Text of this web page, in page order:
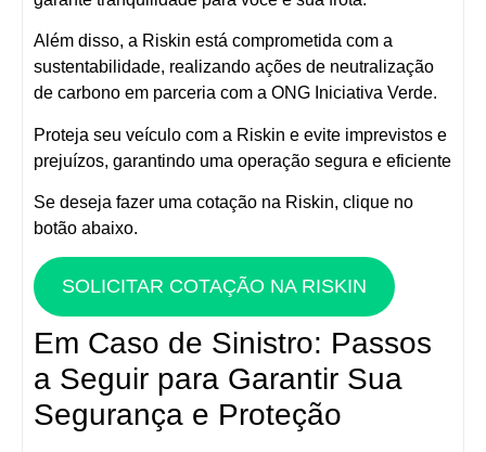
Além disso, a Riskin está comprometida com a
sustentabilidade, realizando ações de neutralização
de carbono em parceria com a ONG Iniciativa Verde.
Proteja seu veículo com a Riskin e evite imprevistos e
prejuízos, garantindo uma operação segura e eficiente
Se deseja fazer uma cotação na Riskin, clique no
botão abaixo.
SOLICITAR COTAÇÃO NA RISKIN
Em Caso de Sinistro: Passos
a Seguir para Garantir Sua
Segurança e Proteção